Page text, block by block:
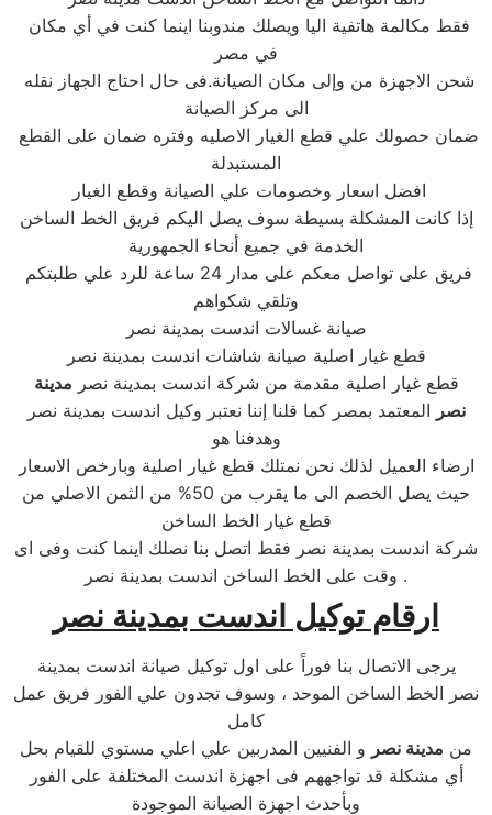
في مصر
الى مركز الصيانة
المستبدلة
افضل اسعار وخصومات علي الصيانة وقطع الغيار
إذا كانت المشكلة بسيطة سوف يصل اليكم فريق الخط الساخن
الخدمة في جميع أنحاء الجمهورية
وتلقي شكواهم
صيانة غسالات اندست بمدينة نصر
قطع غيار اصلية صيانة شاشات اندست بمدينة نصر
قطع غيار اصلية مقدمة من شركة اندست بمدينة نصر مدينة
نصر المعتمد بمصر كما قلنا إننا نعتبر وكيل اندست بمدينة نصر
وهدفنا هو
ارضاء العميل لذلك نحن نمتلك قطع غيار اصلية وبارخص الاسعار
حيث يصل الخصم الى ما يقرب من 50% من الثمن الاصلي من
قطع غيار الخط الساخن
شركة اندست بمدينة نصر فقط اتصل بنا نصلك اينما كنت وفى اى
وقت على الخط الساخن اندست بمدينة نصر .
ارقام توكيل اندست بمدينة نصر
يرجى الاتصال بنا فوراً على اول توكيل صيانة اندست بمدينة
نصر الخط الساخن الموحد ، وسوف تجدون علي الفور فريق عمل
كامل
من مدينة نصر و الفنيين المدربين علي اعلي مستوي للقيام بحل
أي مشكلة قد تواجههم فى اجهزة اندست المختلفة على الفور
وبأحدث اجهزة الصيانة الموجودة